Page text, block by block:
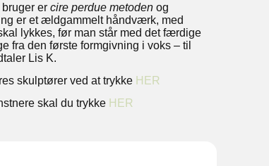
er cire perdue metoden og
er et ældgammelt håndværk, med
lykkes, før man står med det færdige
fra den første formgivning i voks – til
Lis K.
skulptører ved at trykke HER
skal du trykke HER